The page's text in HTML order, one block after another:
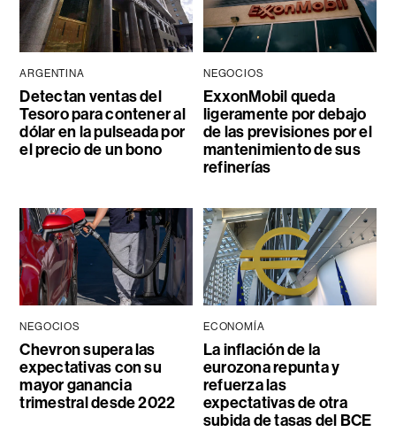
ARGENTINA
Detectan ventas del
Tesoro para contener al
dólar en la pulseada por
el precio de un bono
NEGOCIOS
ExxonMobil queda
ligeramente por debajo
de las previsiones por el
mantenimiento de sus
refinerías
NEGOCIOS
Chevron supera las
expectativas con su
mayor ganancia
trimestral desde 2022
ECONOMÍA
La inflación de la
eurozona repunta y
refuerza las
expectativas de otra
subida de tasas del BCE